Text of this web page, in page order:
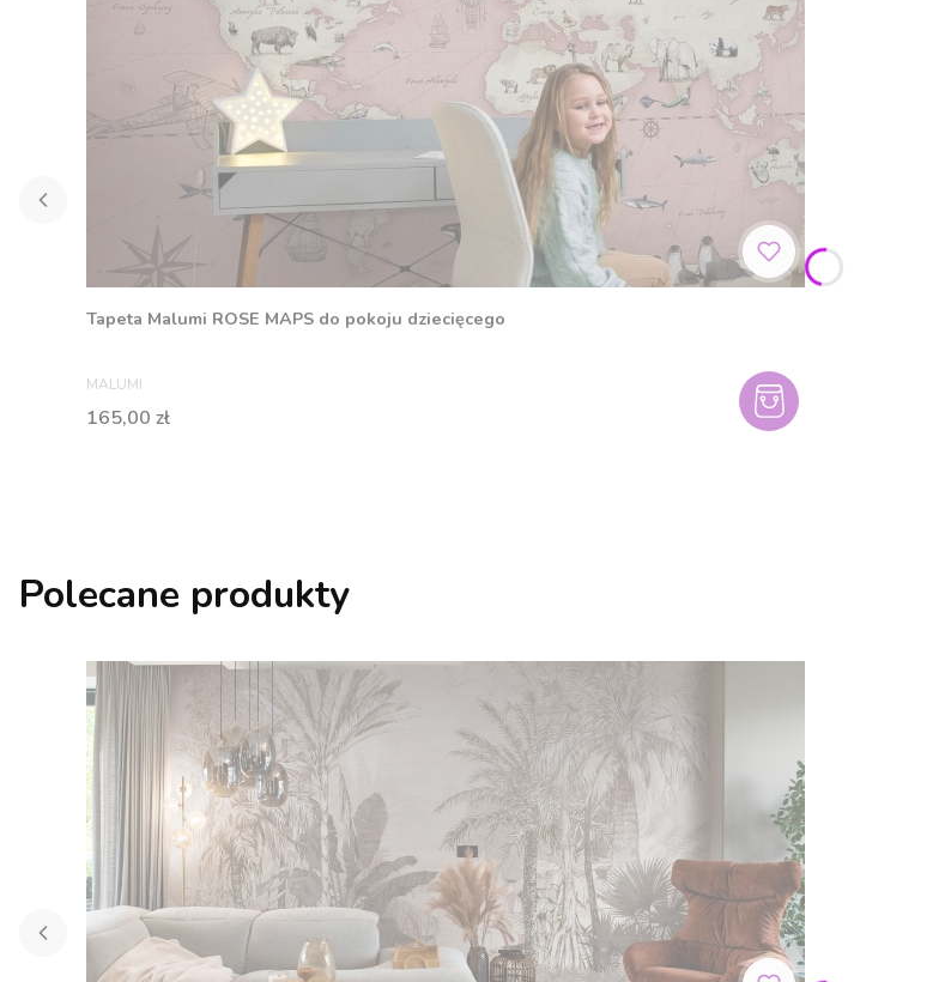
Tapeta Malumi ROSE MAPS do pokoju dziecięcego
PRODUCENT
MALUMI
Cena
165,00 zł
Polecane produkty